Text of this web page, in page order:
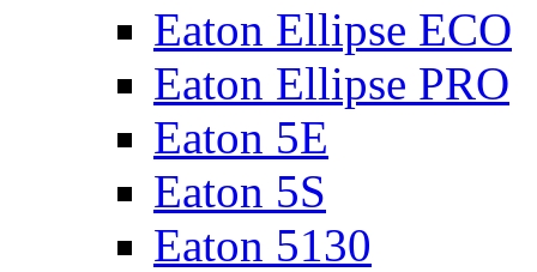
Eaton Ellipse ECO
Eaton Ellipse PRO
Eaton 5E
Eaton 5S
Eaton 5130